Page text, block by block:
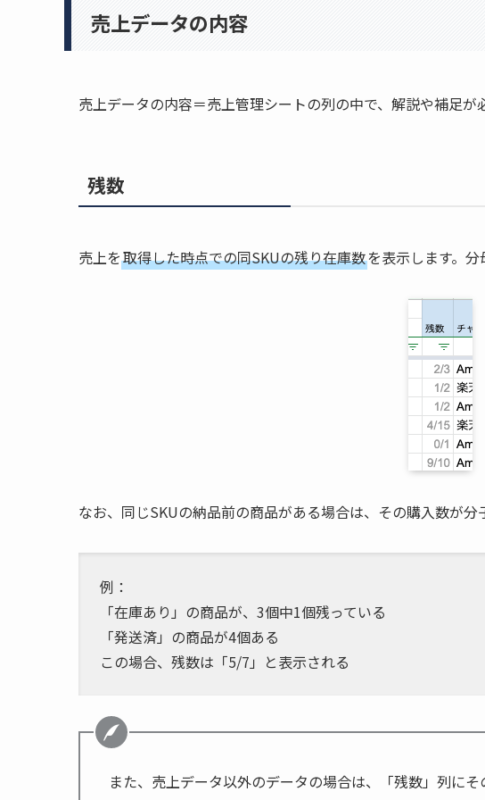
売上データの内容
売上データの内容＝売上管理シートの列の中で、解説や補足が
残数
売上を取得した時点での同SKUの残り在庫数を表示します。分
なお、同じSKUの納品前の商品がある場合は、その購入数が分
例：
「在庫あり」の商品が、3個中1個残っている
「発送済」の商品が4個ある
この場合、残数は「5/7」と表示される
また、売上データ以外のデータの場合は、「残数」列に